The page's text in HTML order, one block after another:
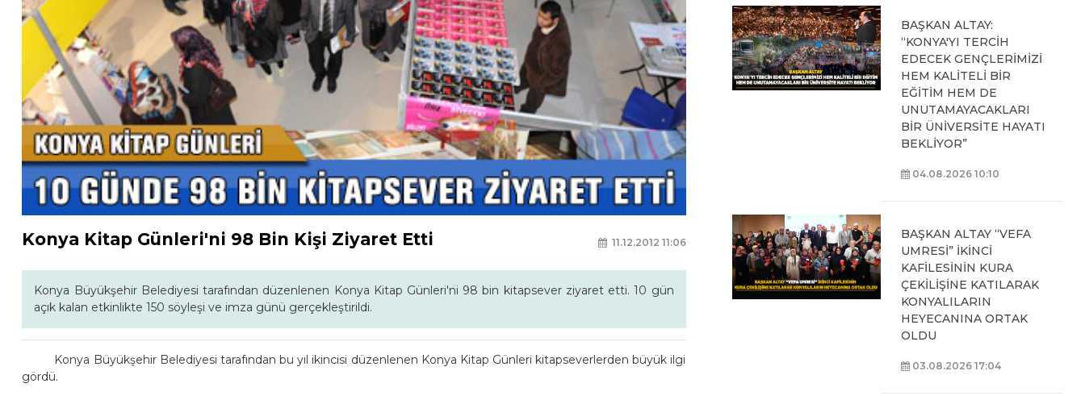
Konya Kitap Günleri'ni 98 Bin Kişi Ziyaret Etti 11.12.2012 11:06
Konya Büyükşehir Belediyesi tarafından düzenlenen Konya Kitap Günleri'ni 98 bin kitapsever ziyaret etti. 10 gün
açık kalan etkinlikte 150 söyleşi ve imza günü gerçekleştirildi.
Konya Büyükşehir Belediyesi tarafından bu yıl ikincisi düzenlenen Konya Kitap Günleri kitapseverlerden büyük ilgi
gördü.
BAŞKAN ALTAY:
“KONYA'YI TERCİH
EDECEK GENÇLERİMİZİ
HEM KALİTELİ BİR
EĞİTİM HEM DE
UNUTAMAYACAKLARI
BİR ÜNİVERSİTE HAYATI
BEKLİYOR”
04.08.2026 10:10
BAŞKAN ALTAY “VEFA
UMRESİ” İKİNCİ
KAFİLESİNİN KURA
ÇEKİLİŞİNE KATILARAK
KONYALILARIN
HEYECANINA ORTAK
OLDU
03.08.2026 17:04